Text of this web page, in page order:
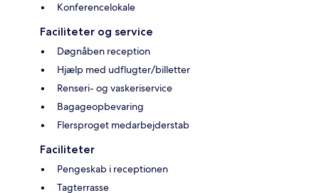
Konferencelokale
Faciliteter og service
Døgnåben reception
Hjælp med udflugter/billetter
Renseri- og vaskeriservice
Bagageopbevaring
Flersproget medarbejderstab
Faciliteter
Pengeskab i receptionen
Tagterrasse